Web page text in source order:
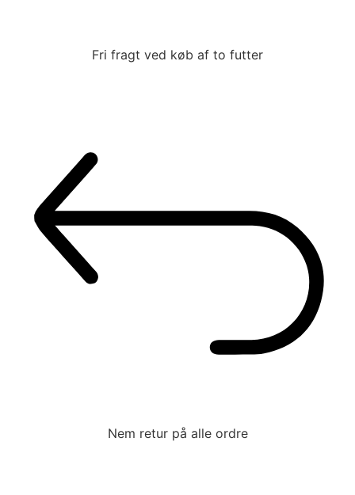
Fri fragt ved køb af to futter
Nem returpå alle ordre